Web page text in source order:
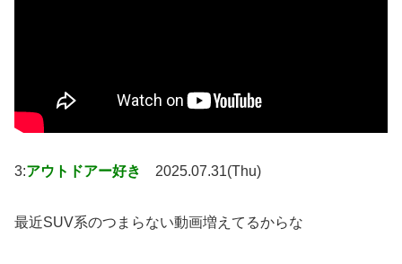
3:アウトドアー好き 2025.07.31(Thu)
最近SUV系のつまらない動画増えてるからな